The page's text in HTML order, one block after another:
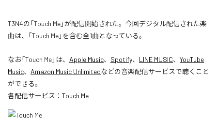
T3N4の「Touch Me」が配信開始された。今回デジタル配信された楽
曲は、「Touch Me」を含む全1曲となっている。
なお「Touch Me」は、 Apple Music、 Spotify、 LINE MUSIC、 YouTube
Music、 Amazon Music Unlimitedなどの音楽配信サービスで聴くこと
ができる。
各配信サービス： Touch Me